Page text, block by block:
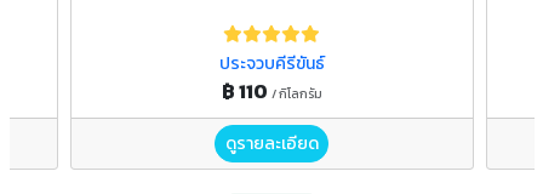
ประจวบคีรีขันธ์
฿ 110 / กิโลกรัม
ดูรายละเอียด